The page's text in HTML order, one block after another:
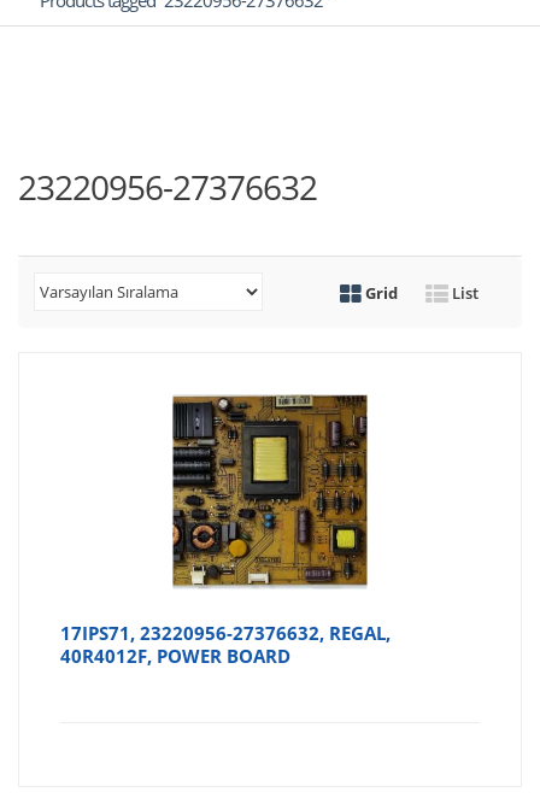
23220956-27376632
Grid List
17IPS71, 23220956-27376632, REGAL,
40R4012F, POWER BOARD